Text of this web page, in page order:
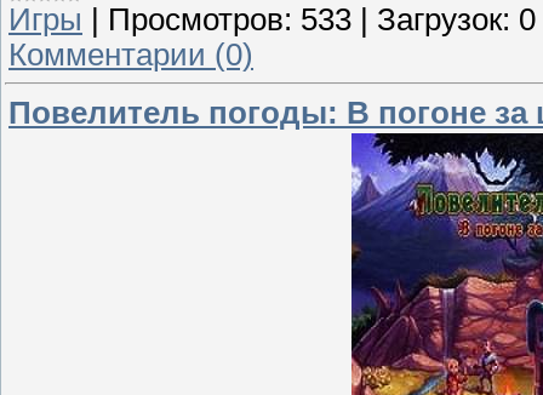
Игры
Просмотров: 533 Загрузок: 0
Комментарии (0)
Повелитель погоды: В погоне за